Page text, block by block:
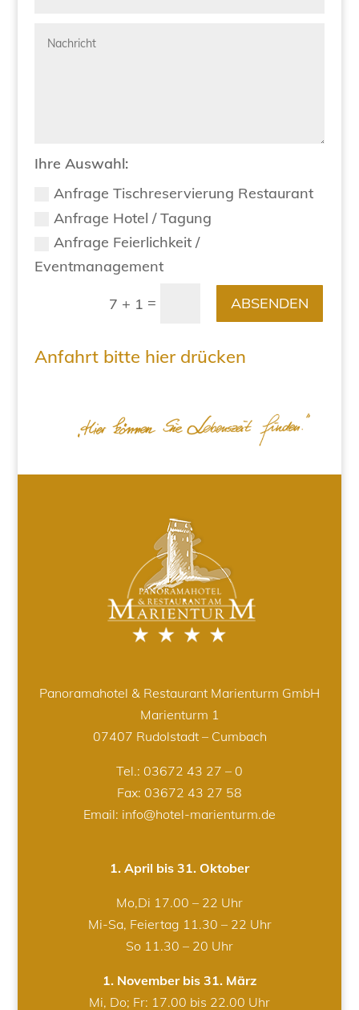
Ihre Auswahl:
Anfrage Tischreservierung Restaurant
Anfrage Hotel / Tagung
Anfrage Feierlichkeit /
Eventmanagement
7 + 1 = ABSENDEN
Anfahrt bitte hier drücken
Panoramahotel & Restaurant Marienturm GmbH
Marienturm 1
07407 Rudolstadt – Cumbach
Tel.: 03672 43 27 – 0
Fax: 03672 43 27 58
Email: info@hotel-marienturm.de
1. April bis 31. Oktober
Mo,Di 17.00 – 22 Uhr
Mi-Sa, Feiertag 11.30 – 22 Uhr
So 11.30 – 20 Uhr
1. November bis 31. März
Mi, Do; Fr: 17.00 bis 22.00 Uhr